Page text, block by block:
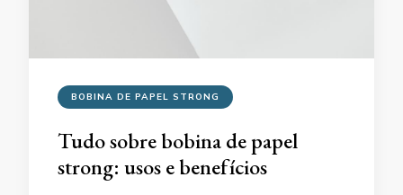
BOBINA DE PAPEL STRONG
Tudo sobre bobina de papel
strong: usos e benefícios